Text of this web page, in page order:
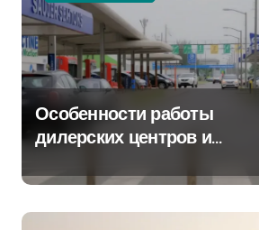
Особенности работы
дилерских центров и
крупных проспектах